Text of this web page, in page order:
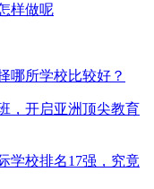
样做呢
哪所学校比较好？
，开启亚洲顶尖教育
学校排名17强，究竟